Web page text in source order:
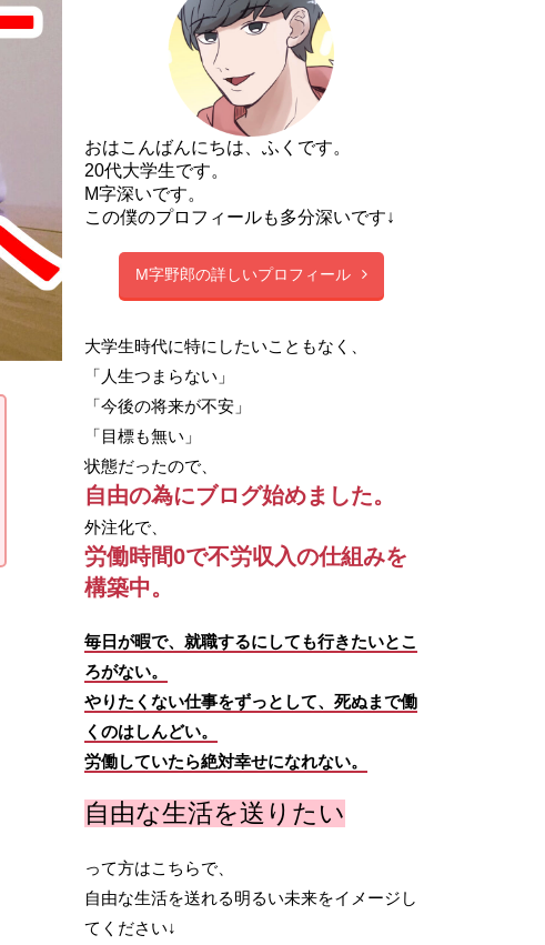
おはこんばんにちは、ふくです。
20代大学生です。
M字深いです。
この僕のプロフィールも多分深いです↓
M字野郎の詳しいプロフィール
大学生時代に特にしたいこともなく、
「人生つまらない」
「今後の将来が不安」
「目標も無い」
状態だったので、
自由の為にブログ始めました。
外注化で、
労働時間0で不労収入の仕組みを
構築中。
毎日が暇で、就職するにしても行きたいとこ
ろがない。
やりたくない仕事をずっとして、死ぬまで働
くのはしんどい。
労働していたら絶対幸せになれない。
自由な生活を送りたい
って方はこちらで、
自由な生活を送れる明るい未来をイメージし
てください↓